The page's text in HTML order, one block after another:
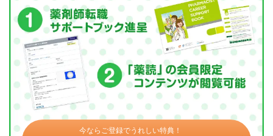
今ならご登録でうれしい特典！